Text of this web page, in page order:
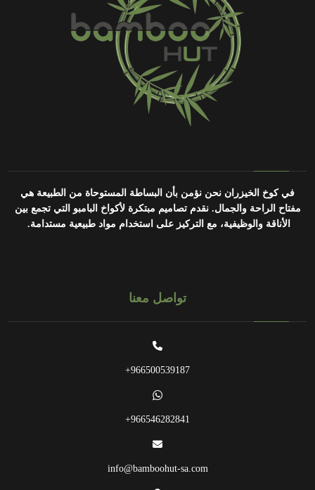
في كوخ الخيزران نحن نؤمن بأن البساطة المستوحاة من الطبيعة هي
مفتاح الراحة والجمال. نقدم تصاميم مبتكرة لأكواخ البامبو التي تجمع بين
الأناقة والوظيفية، مع التركيز على استخدام مواد طبيعية مستدامة.
تواصل معنا
966500539187+
966546282841+
info@bamboohut-sa.com